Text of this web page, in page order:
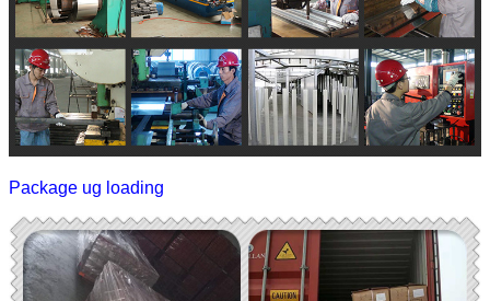
Package ug loading